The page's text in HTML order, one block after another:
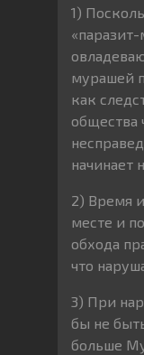
1)
мурашей
как
общества
начинает
2) Время
месте и
обхода
что
3) При
бы не
больше